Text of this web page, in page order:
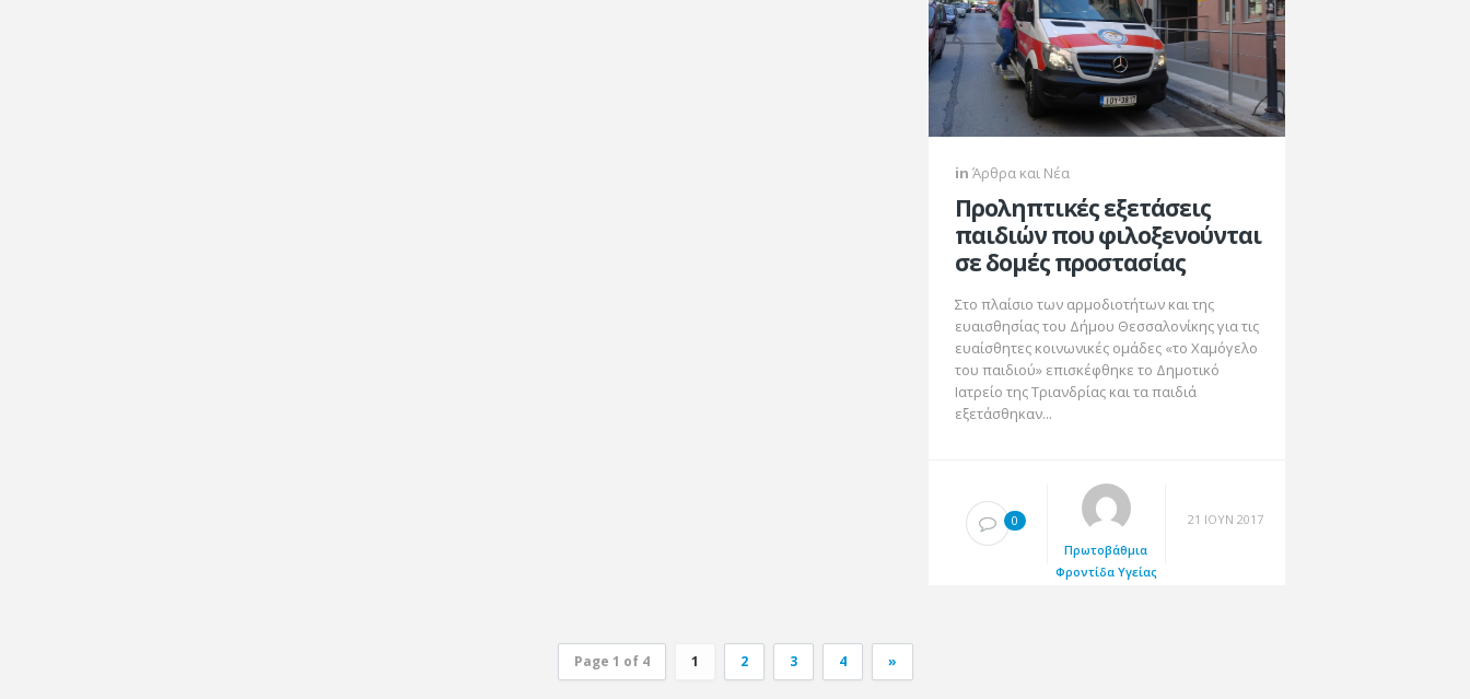
in Άρθρα και Νέα
Προληπτικές εξετάσεις
παιδιών που φιλοξενούνται
σε δομές προστασίας
Στο πλαίσιο των αρμοδιοτήτων και της
ευαισθησίας του Δήμου Θεσσαλονίκης για τις
ευαίσθητες κοινωνικές ομάδες «το Χαμόγελο
του παιδιού» επισκέφθηκε το Δημοτικό
Ιατρείο της Τριανδρίας και τα παιδιά
εξετάσθηκαν...
0
Πρωτοβάθμια
Φροντίδα Υγείας
21 ΙΟΎΝ 2017
Page 1 of 4 1 2 3 4 »